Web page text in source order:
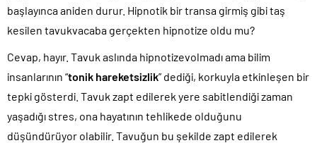
başlayınca aniden durur. Hipnotik bir transa girmiş gibi taş
kesilen tavukvacaba gerçekten hipnotize oldu mu?
Cevap, hayır. Tavuk aslında hipnotizevolmadı ama bilim
insanlarının “tonik hareketsizlik” dediği, korkuyla etkinleşen bir
tepki gösterdi. Tavuk zapt edilerek yere sabitlendiği zaman
yaşadığı stres, ona hayatının tehlikede olduğunu
düşündürüyor olabilir. Tavuğun bu şekilde zapt edilerek